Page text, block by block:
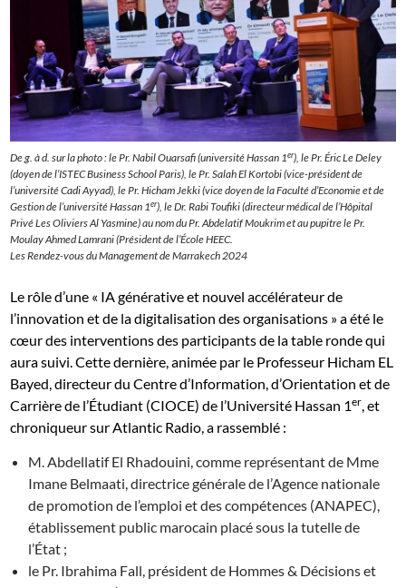
De g. à d. sur la photo : le Pr. Nabil Ouarsafi (université Hassan 1er), le Pr. Éric Le Deley
(doyen de l’ISTEC Business School Paris), le Pr. Salah El Kortobi (vice-président de
l’université Cadi Ayyad), le Pr. Hicham Jekki (vice doyen de la Faculté d’Economie et de
Gestion de l’université Hassan 1er), le Dr. Rabi Toufiki (directeur médical de l’Hôpital
Privé Les Oliviers Al Yasmine) au nom du Pr. Abdelatif Moukrim et au pupitre le Pr.
Moulay Ahmed Lamrani (Président de l’École HEEC.
Les Rendez-vous du Management de Marrakech 2024
Le rôle d’une « IA générative et nouvel accélérateur de
l’innovation et de la digitalisation des organisations » a été le
cœur des interventions des participants de la table ronde qui
aura suivi. Cette dernière, animée par le Professeur Hicham EL
Bayed, directeur du Centre d’Information, d’Orientation et de
Carrière de l’Étudiant (CIOCE) de l’Université Hassan 1er, et
chroniqueur sur Atlantic Radio, a rassemblé :
M. Abdellatif El Rhadouini, comme représentant de Mme
Imane Belmaati, directrice générale de l’Agence nationale
de promotion de l’emploi et des compétences (ANAPEC),
établissement public marocain placé sous la tutelle de
l’État ;
le Pr. Ibrahima Fall, président de Hommes & Décisions et